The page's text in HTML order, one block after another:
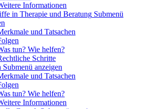
Informationen
in Therapie und Beratung Submenü
und Tatsachen
tun? Wie helfen?
Schritte
Submenü anzeigen
und Tatsachen
tun? Wie helfen?
Informationen